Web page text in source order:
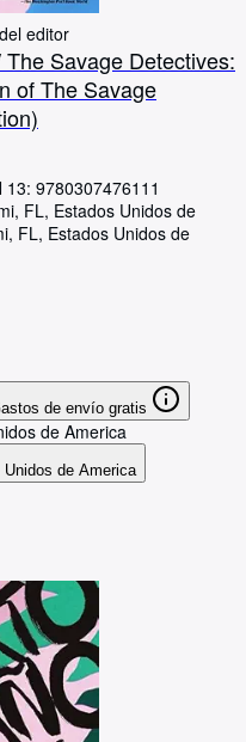
editor
Savage Detectives:
of The Savage
13: 9780307476111
FL, Estados Unidos de
FL, Estados Unidos de
de envío gratis
de America
de America